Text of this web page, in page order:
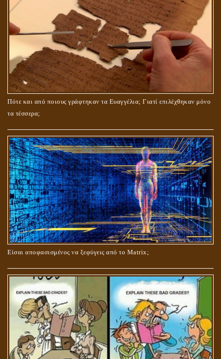
Πότε και από ποιους γράφτηκαν τα Ευαγγέλια; Γιατί επιλέχθηκαν μόνο
τα τέσσερα;
Είσαι αποφασισμένος να ξεφύγεις από το Matrix;
ΤΟ ΣΗΜΕΙΟ ΤΟΥ ΣΤΑΥΡΟΥ
ΟΙ ΑΙΤΙΕΣ ΓΙΑ ΤΗΝ ΕΠΙΘΕΤΙΚΗ ΣΥΜΠΕΡΙΦΟΡΑ ΤΟΥ ΧΡΙΣΤΟΥ ΣΤΑ
ΝΗΠΙΑΚΑ ΤΟΥ ΧΡΟΝΙΑ